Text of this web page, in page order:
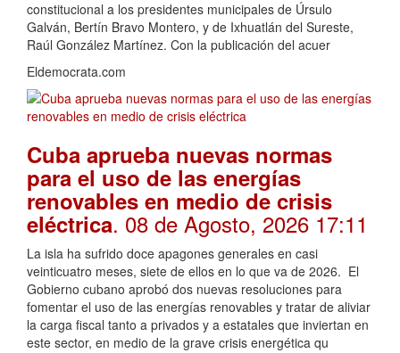
constitucional a los presidentes municipales de Úrsulo
Galván, Bertín Bravo Montero, y de Ixhuatlán del Sureste,
Raúl González Martínez. Con la publicación del acuer
Eldemocrata.com
Cuba aprueba nuevas normas
para el uso de las energías
renovables en medio de crisis
eléctrica. 08 de Agosto, 2026 17:11
La isla ha sufrido doce apagones generales en casi
veinticuatro meses, siete de ellos en lo que va de 2026. El
Gobierno cubano aprobó dos nuevas resoluciones para
fomentar el uso de las energías renovables y tratar de aliviar
la carga fiscal tanto a privados y a estatales que inviertan en
este sector, en medio de la grave crisis energética qu